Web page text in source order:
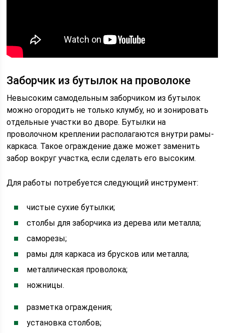
Заборчик из бутылок на проволоке
Невысоким самодельным заборчиком из бутылок
можно огородить не только клумбу, но и зонировать
отдельные участки во дворе. Бутылки на
проволочном креплении располагаются внутри рамы-
каркаса. Такое ограждение даже может заменить
забор вокруг участка, если сделать его высоким.
Для работы потребуется следующий инструмент:
чистые сухие бутылки;
столбы для заборчика из дерева или металла;
саморезы;
рамы для каркаса из брусков или металла;
металлическая проволока;
ножницы.
разметка ограждения;
установка столбов;